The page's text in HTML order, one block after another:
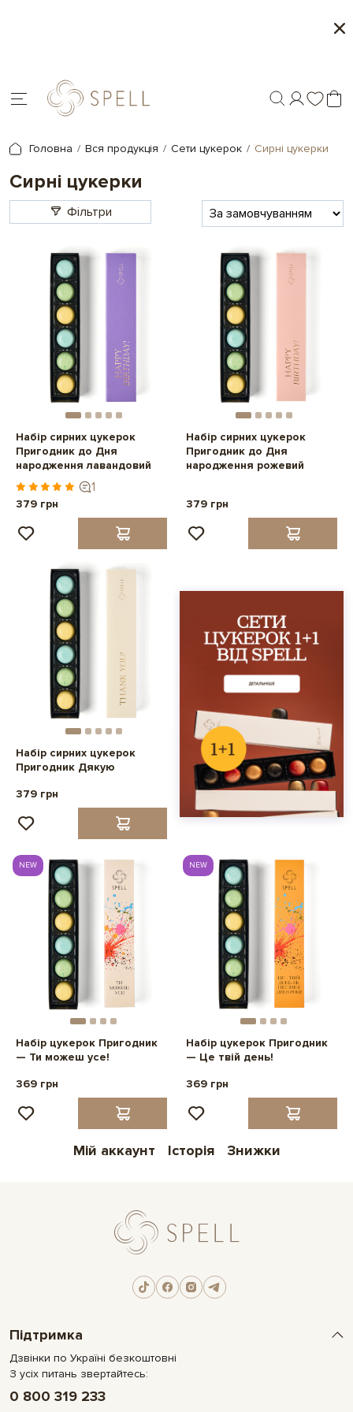
Головна Вся продукція Сети цукерок Сирні цукерки
Сирні цукерки
Фільтри
Набір сирних цукерок
Пригодник до Дня
народження лавандовий
1
379 грн
Набір сирних цукерок
Пригодник до Дня
народження рожевий
379 грн
Набір сирних цукерок
Пригодник Дякую
379 грн
NEW
Набір цукерок Пригодник
— Ти можеш усе!
369 грн
NEW
Набір цукерок Пригодник
— Це твій день!
369 грн
Мій аккаунт Історія Знижки
Підтримка
Дзвінки по Україні безкоштовні
З усіх питань звертайтесь:
0 800 319 233